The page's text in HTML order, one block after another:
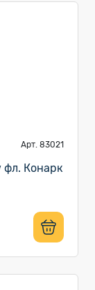
Арт. 83021
фл. Конарк